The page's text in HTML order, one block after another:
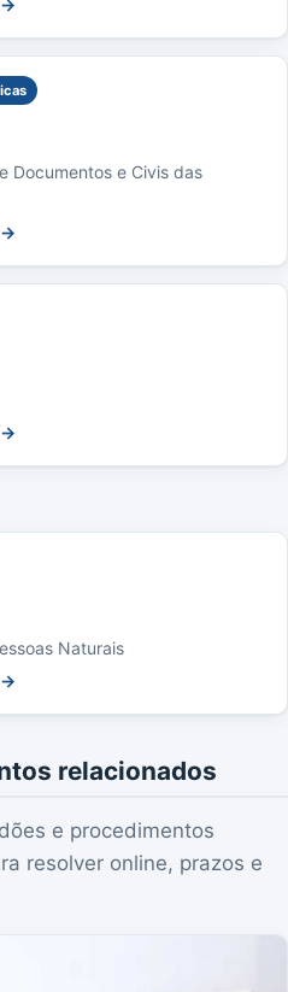
Documentos e Civis das
→
→
Naturais
→
relacionados
e procedimentos
resolver online, prazos e